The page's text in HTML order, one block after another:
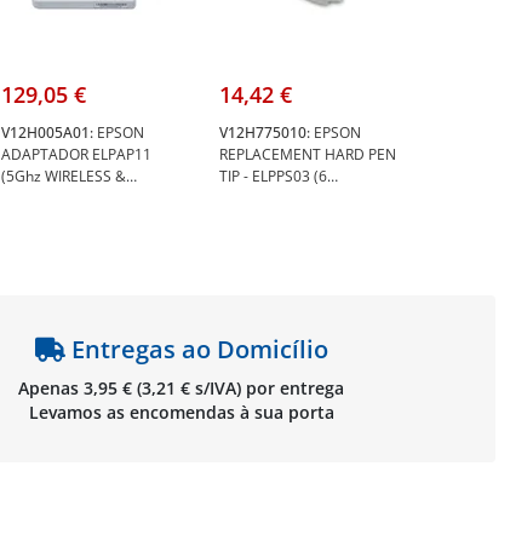
129,05 €
V12H005A01: EPSON
ADAPTADOR ELPAP11
(5Ghz WIRELESS &
14,42 €
V12H775010: EPSON
REPLACEMENT HARD PEN
TIP - ELPPS03 (6
Entregas ao Domicílio
Apenas 3,95 € (3,21 € s/IVA) por entrega
Levamos as encomendas à sua porta